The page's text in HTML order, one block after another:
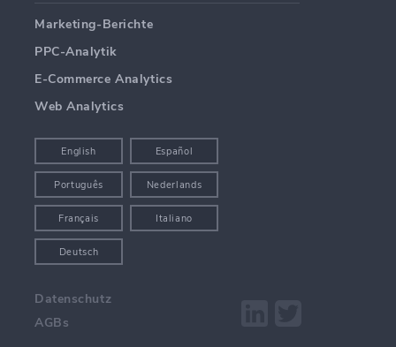
Marketing-Berichte
PPC-Analytik
E-Commerce Analytics
Web Analytics
English Español
Português Nederlands
Français Italiano
Deutsch
Datenschutz
AGBs